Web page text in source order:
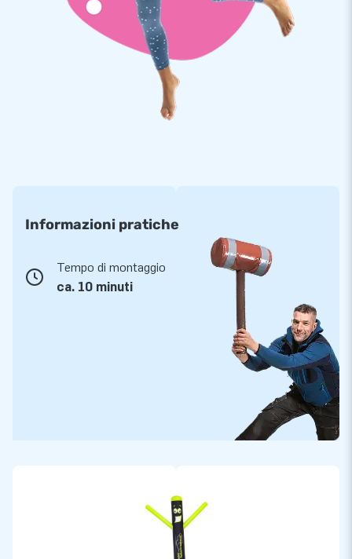
Informazioni pratiche
Tempo di montaggio
ca. 10 minuti